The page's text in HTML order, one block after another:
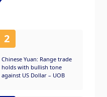
2
Chinese Yuan: Range trade
holds with bullish tone
against US Dollar – UOB